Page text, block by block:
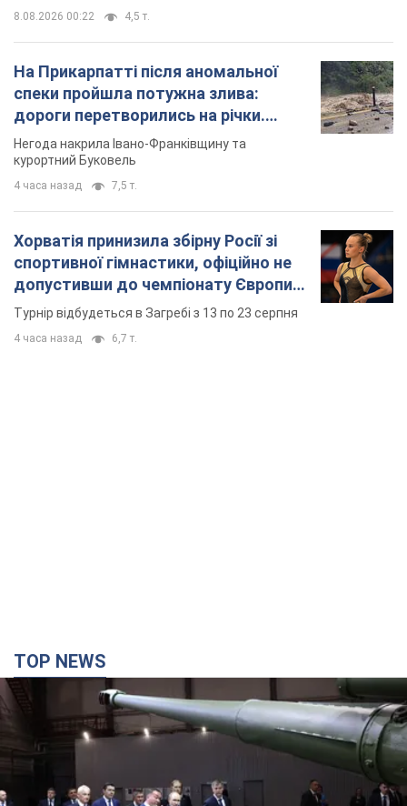
8.08.2026 00:22 4,5 т.
На Прикарпатті після аномальної
спеки пройшла потужна злива:
дороги перетворились на річки.
Відео
Негода накрила Івано-Франківщину та
курортний Буковель
4 часа назад 7,5 т.
Хорватія принизила збірну Росії зі
спортивної гімнастики, офіційно не
допустивши до чемпіонату Європи
основних спортсменів
Турнір відбудеться в Загребі з 13 по 23 серпня
4 часа назад 6,7 т.
TOP NEWS